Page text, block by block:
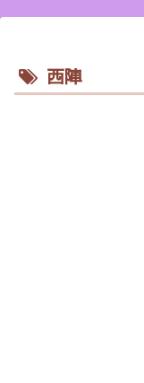
西陣